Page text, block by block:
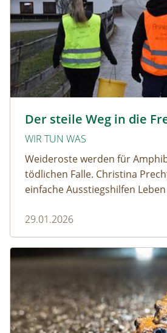
Der steile Weg in die
WIR TUN WAS
Weideroste werden für
tödlichen Falle. Christina
einfache Ausstiegshilfen
Aufwand.
29.01.2026
Wenn der Weiderost zur Falle wird